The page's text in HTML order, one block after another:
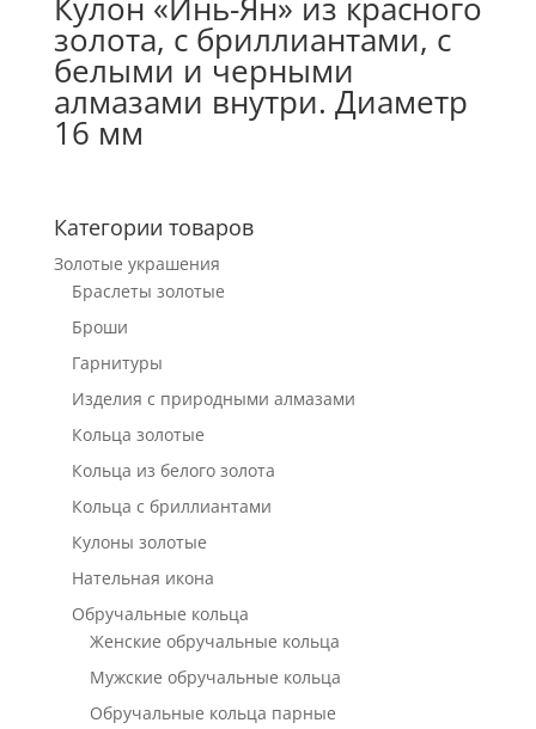
золота, с бриллиантами, с
белыми и черными
алмазами внутри. Диаметр
16 мм
Категории товаров
Золотые украшения
Браслеты золотые
Броши
Гарнитуры
Изделия с природными алмазами
Кольца золотые
Кольца из белого золота
Кольца с бриллиантами
Кулоны золотые
Нательная икона
Обручальные кольца
Женские обручальные кольца
Мужские обручальные кольца
Обручальные кольца парные